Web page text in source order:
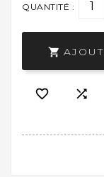
QUANTITÉ :

 